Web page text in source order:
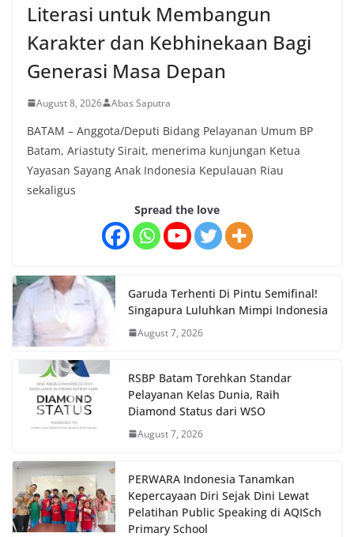
Literasi untuk Membangun
Karakter dan Kebhinekaan Bagi
Generasi Masa Depan
August 8, 2026 Abas Saputra
BATAM – Anggota/Deputi Bidang Pelayanan Umum BP
Batam, Ariastuty Sirait, menerima kunjungan Ketua
Yayasan Sayang Anak Indonesia Kepulauan Riau
sekaligus
Spread the love
Garuda Terhenti Di Pintu Semifinal!
Singapura Luluhkan Mimpi Indonesia
August 7, 2026
RSBP Batam Torehkan Standar
Pelayanan Kelas Dunia, Raih
Diamond Status dari WSO
August 7, 2026
PERWARA Indonesia Tanamkan
Kepercayaan Diri Sejak Dini Lewat
Pelatihan Public Speaking di AQISch
Primary School